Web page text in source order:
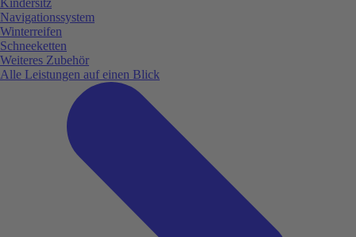
Navigationssystem
Winterreifen
Schneeketten
Weiteres Zubehör
Alle Leistungen auf einen Blick